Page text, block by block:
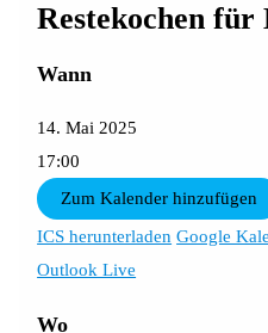
Restekochen für
Wann
14. Mai 2025
17:00
Zum Kalender hinzufügen
ICS herunterladen Google
Outlook Live
Wo